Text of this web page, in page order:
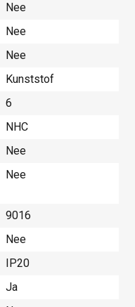
Nee
Nee
Nee
Kunststof
6
NHC
Nee
Nee
9016
Nee
IP20
Ja